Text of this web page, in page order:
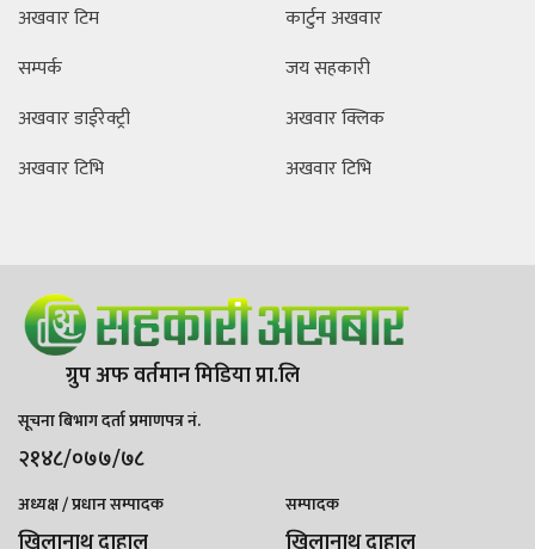
अखवार टिम
सम्पर्क
अखवार डाईरेक्ट्री
अखवार टिभि
कार्टुन अखवार
जय सहकारी
अखवार क्लिक
अखवार टिभि
ग्रुप अफ वर्तमान मिडिया प्रा.लि
सूचना बिभाग दर्ता प्रमाणपत्र नं.
२१४८/०७७/७८
अध्यक्ष / प्रधान सम्पादक सम्पादक